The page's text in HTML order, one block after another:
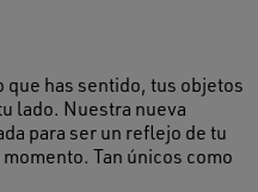
que has sentido, tus objetos
lado. Nuestra nueva
para ser un reflejo de tu
Tan únicos como